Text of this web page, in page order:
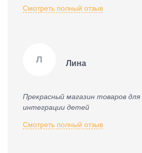
Смотреть полный отзыв
Л Лина
Прекрасный магазин товаров для
интеграции детей
Смотреть полный отзыв